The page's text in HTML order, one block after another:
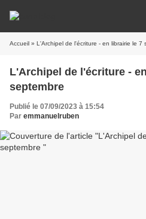
Accueil » L'Archipel de l'écriture - en librairie le 7
L'Archipel de l'écriture -
septembre
Publié le 07/09/2023 à 15:54
Par emmanuelruben